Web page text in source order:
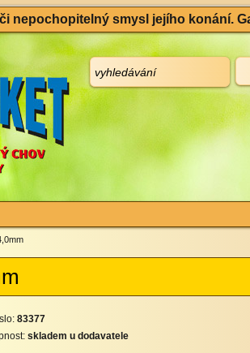
nepochopitelný smysl jejího konání.
83377
skladem u dodavatele